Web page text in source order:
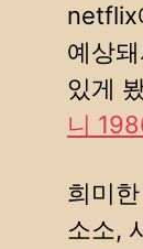
netflix
예상
있게
니
희미
소소,